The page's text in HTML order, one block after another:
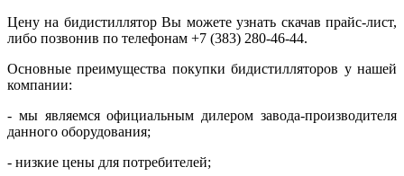
Цену на бидистиллятор Вы можете узнать скачав прайс-лист,
либо позвонив по телефонам +7 (383) 280-46-44.
Основные преимущества покупки бидистилляторов у нашей
компании:
- мы являемся официальным дилером завода-производителя
данного оборудования;
- низкие цены для потребителей;